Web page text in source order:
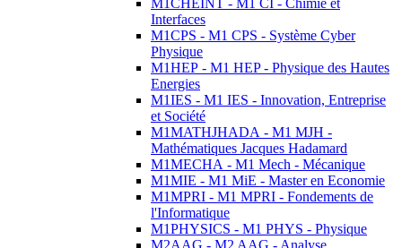
M1CHEINT - M1 CI - Chimie et
Interfaces
M1CPS - M1 CPS - Système Cyber
Physique
M1HEP - M1 HEP - Physique des Hautes
Energies
M1IES - M1 IES - Innovation, Entreprise
et Société
M1MATHJHADA - M1 MJH -
Mathématiques Jacques Hadamard
M1MECHA - M1 Mech - Mécanique
M1MIE - M1 MiE - Master en Economie
M1MPRI - M1 MPRI - Fondements de
l'Informatique
M1PHYSICS - M1 PHYS - Physique
M2AAG - M2 AAG - Analyse,